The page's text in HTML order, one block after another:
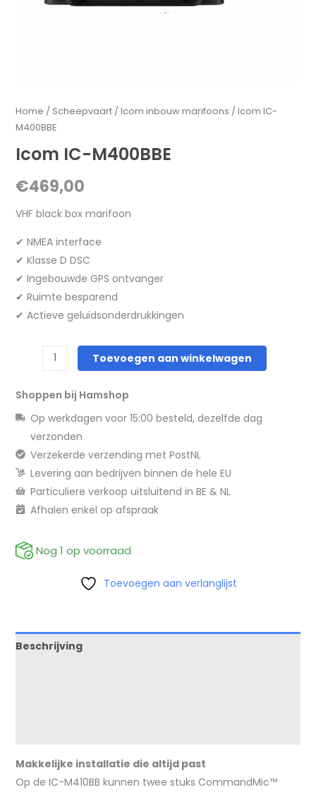
Home / Scheepvaart/ Icom inbouw marifoons / Icom IC-
M400BBE
Icom IC-M400BBE
€469,00
VHF black box marifoon
✔ NMEA interface
✔ Klasse D DSC
✔ Ingebouwde GPS ontvanger
✔ Ruimte besparend
✔ Actieve geluidsonderdrukkingen
Toevoegen aan winkelwagen
Shoppen bij Hamshop
Op werkdagen voor 15:00 besteld, dezelfde dag
verzonden
Verzekerde verzending met PostNL
Levering aan bedrijven binnen de hele EU
Particuliere verkoop uitsluitend in BE & NL
Afhalen enkel op afspraak
Nog 1 op voorraad
Toevoegen aan verlanglijst
Beschrijving
Makkelijke installatie die altijd past
Op de IC-M410BB kunnen twee stuks CommandMic™